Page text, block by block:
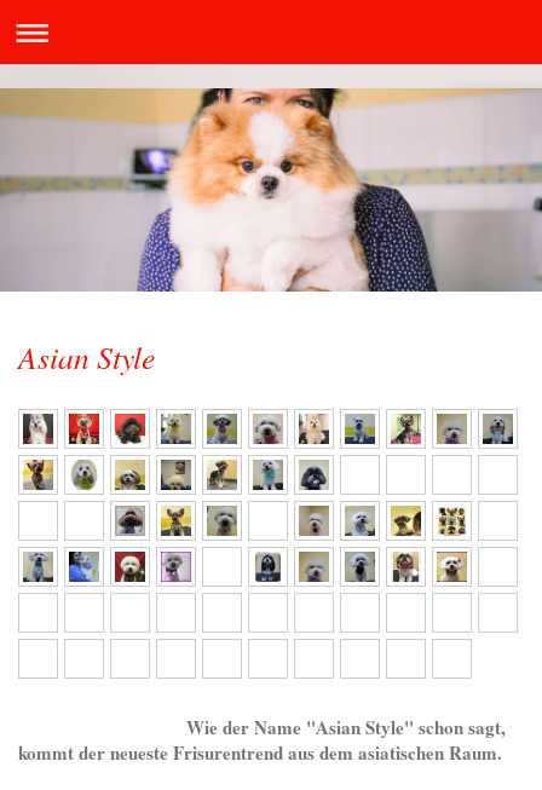
Asian Style
Wie der Name "Asian Style" schon sagt,
kommt der neueste Frisurentrend aus dem asiatischen Raum.